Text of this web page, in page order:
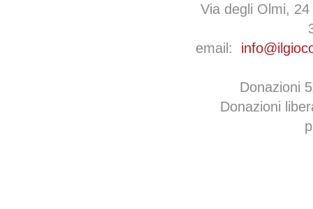
Via degli Olmi,
email:
Donazioni
Donazioni